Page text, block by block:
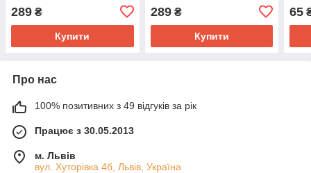
289 ₴
Купити
289₴
Купити
65
Про нас
100% позитивних з 49 відгуків за рік
Працює з 30.05.2013
м. Львів
вул. Хуторівка 4б, Львів, Україна